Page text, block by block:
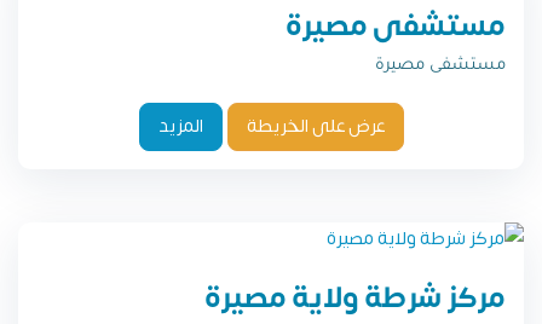
مستشفى مصيرة
مستشفى مصيرة
عرض على الخريطة المزيد
مركز شرطة ولاية مصيرة